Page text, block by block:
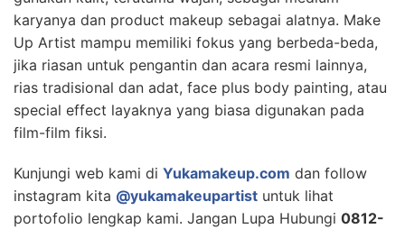
karyanya dan product makeup sebagai alatnya. Make
Up Artist mampu memiliki fokus yang berbeda-beda,
jika riasan untuk pengantin dan acara resmi lainnya,
rias tradisional dan adat, face plus body painting, atau
special effect layaknya yang biasa digunakan pada
film-film fiksi.
Kunjungi web kami di Yukamakeup.com dan follow
instagram kita @yukamakeupartist untuk lihat
portofolio lengkap kami. Jangan Lupa Hubungi 0812-